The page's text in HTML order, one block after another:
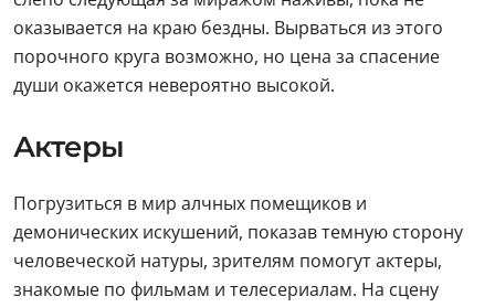
оказывается на краю бездны. Вырваться из этого
порочного круга возможно, но цена за спасение
души окажется невероятно высокой.
Актеры
Погрузиться в мир алчных помещиков и
демонических искушений, показав темную сторону
человеческой натуры, зрителям помогут актеры,
знакомые по фильмам и телесериалам. На сцену